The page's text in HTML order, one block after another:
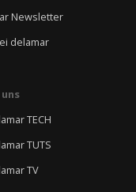
Newsletter
delamar
TECH
TUTS
TV